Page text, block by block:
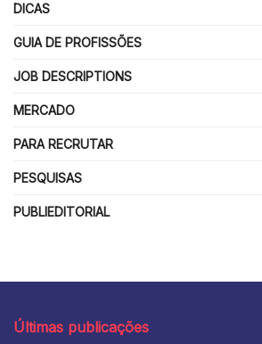
DICAS
GUIA DE PROFISSÕES
JOB DESCRIPTIONS
MERCADO
PARA RECRUTAR
PESQUISAS
PUBLIEDITORIAL
Últimas publicações